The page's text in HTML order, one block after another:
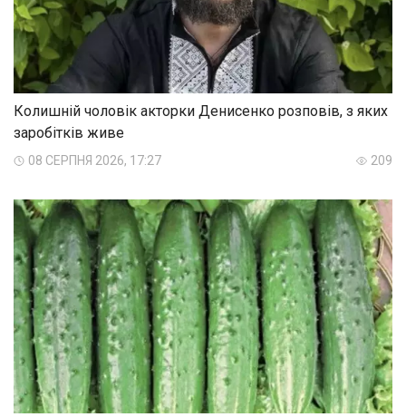
Колишній чоловік акторки Денисенко розповів, з яких
заробітків живе
08 СЕРПНЯ 2026, 17:27 209